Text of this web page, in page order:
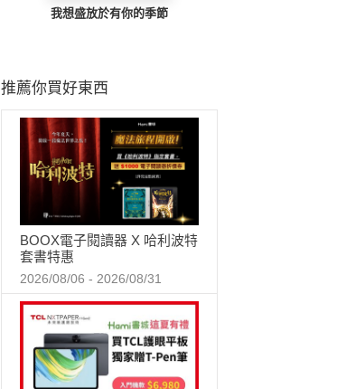
我想盛放於有你的季節
推薦你買好東西
BOOX電子閱讀器 X 哈利波特
套書特惠
2026/08/06 - 2026/08/31